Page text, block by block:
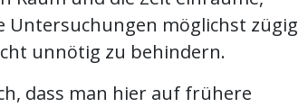
Untersuchungen möglichst zügig
unnötig zu behindern.
dass man hier auf frühere